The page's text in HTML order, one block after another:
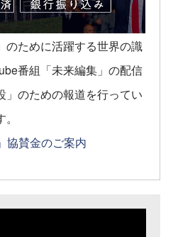
のために活躍する世界の識
番組「未来編集」の配信
」のための報道を行ってい
協賛金のご案内